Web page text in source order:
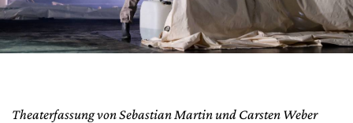
Theaterfassung von Sebastian Martin und Carsten Weber